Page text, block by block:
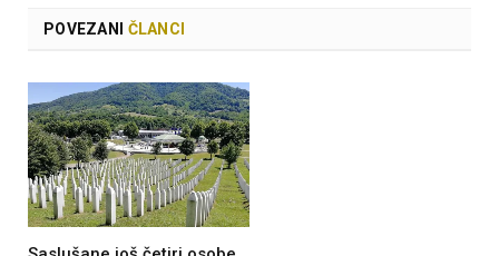
POVEZANI ČLANCI